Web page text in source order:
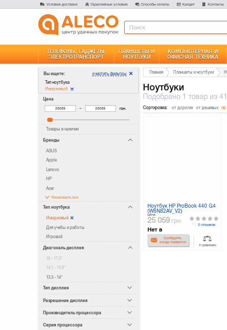
Условия доставки Гарантийные условия Способы оплаты Кредит Контакты
ТЕЛЕФОНЫ, ГАДЖЕТЫ,
ЭЛЕКТРОТРАНСПОРТ
ПЛАНШЕТЫ И
НОУТБУКИ
КОМПЬЮТЕРНАЯ И
ОФИСНАЯ ТЕХНИКА
Вы ищете:
Тип ноутбука
Имиджевый
очистить фильтры
Цена
– грн.
Товары в наличии
Бренды
ASUS
Apple
Lenovo
HP
Acer
Посмотреть все
Тип ноутбука
Имиджевый
Для учебы и работы
Игровой
Диагональ дисплея
16 - 17.3"
14.1 - 15.6"
13.3 - 14"
Тип дисплея
Разрешение дисплея
Производитель процессора
Серия процессора
Главная Планшеты и ноутбуки
Ноутбуки
Подобрано 1 товар из
Сортировка: от дорогих от дешевых по
Ноутбук HP ProBook 440 G4
(W6N82AV_V2)
цена
25 059 грн.
Нет в
наличииСообщите,
когда появится
0 отзывов
К сравнению